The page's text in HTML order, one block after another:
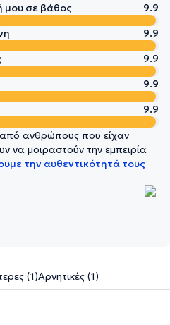
μου σε βάθος
9.9
9.9
9.9
9.9
9.9
από ανθρώπους που είχαν
να μοιραστούν την εμπειρία
την αυθεντικότητά τους
(1)Αρνητικές (1)